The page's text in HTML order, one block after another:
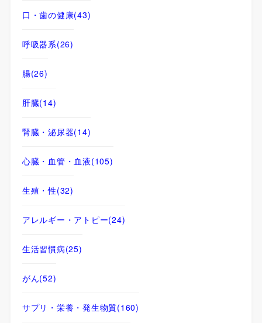
口・歯の健康(43)
呼吸器系(26)
腸(26)
肝臓(14)
腎臓・泌尿器(14)
心臓・血管・血液(105)
生殖・性(32)
アレルギー・アトピー(24)
生活習慣病(25)
がん(52)
サプリ・栄養・発生物質(160)